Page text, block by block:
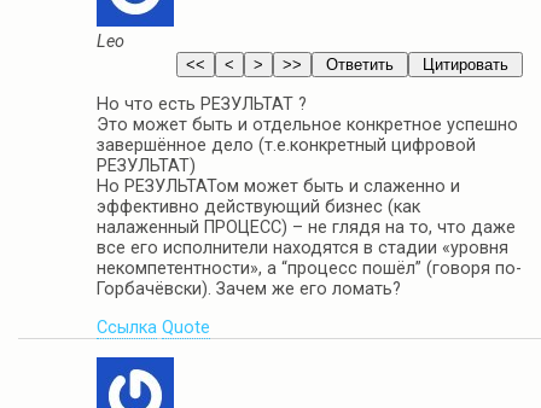
Leo
Но что есть РЕЗУЛЬТАТ ?
Это может быть и отдельное конкретное успешно
завершённое дело (т.е.конкретный цифровой
РЕЗУЛЬТАТ)
Но РЕЗУЛЬТАТом может быть и слаженно и
эффективно действующий бизнес (как
налаженный ПРОЦЕСС) – не глядя на то, что даже
все его исполнители находятся в стадии «уровня
некомпетентности», а “процесс пошёл” (говоря по-
Горбачёвски). Зачем же его ломать?
Ссылка Quote